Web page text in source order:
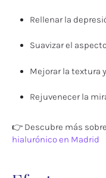
Rellenar la
Suavizar el
Mejorar la textura
Rejuvenecer la
👉 Descubre más
hialurónico en Madrid